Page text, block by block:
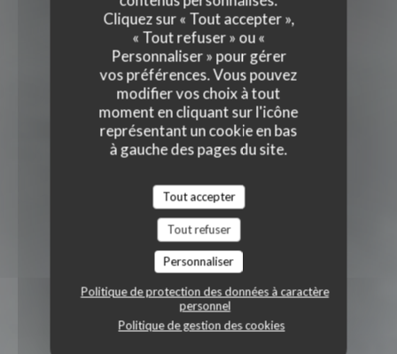
Cliquez sur « Tout accepter »,
« Tout refuser » ou «
Personnaliser » pour gérer
vos préférences. Vous pouvez
modifier vos choix à tout
moment en cliquant sur l'icône
représentant un cookie en bas
à gauche des pages du site.
Tout accepter
Tout refuser
Personnaliser
Politique de protection des données à caractère
personnel
Politique de gestion des cookies